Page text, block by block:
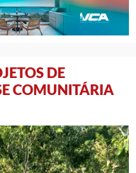
DE
COMUNITÁRIA